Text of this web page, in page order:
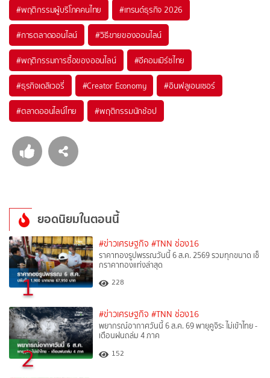
#พฤติกรรมผู้บริโภคคนไทย #เทรนด์ธุรกิจ 2026
#การตลาดออนไลน์ #วิธีขายของออนไลน์
#พฤติกรรมการซื้อของออนไลน์ #อีคอมเมิร์ซไทย
#ธุรกิจเดลิเวอรี่ #Creator Economy #อินฟลูเอนเซอร์
#ตลาดออนไลน์ไทย #พฤติกรรมนักช้อป
ยอดนิยมในตอนนี้
1
#ข่าวเศรษฐกิจ #TNN ช่อง16
ราคาทองรูปพรรณวันนี้ 6 ส.ค. 2569 รวมทุกขนาด เช็
กราคาทองแท่งล่าสุด
228
2
#ข่าวเศรษฐกิจ #TNN ช่อง16
พยากรณ์อากาศวันนี้ 6 ส.ค. 69 พายุคูจิระ ไม่เข้าไทย -
เตือนฝนถล่ม 4 ภาค
152